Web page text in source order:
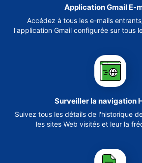
Application Gmail E-
Accédez à tous les e-mails
l'application Gmail configurée sur tous
Surveiller la navigation
Suivez tous les détails de l'historique
les sites Web visités et leur la